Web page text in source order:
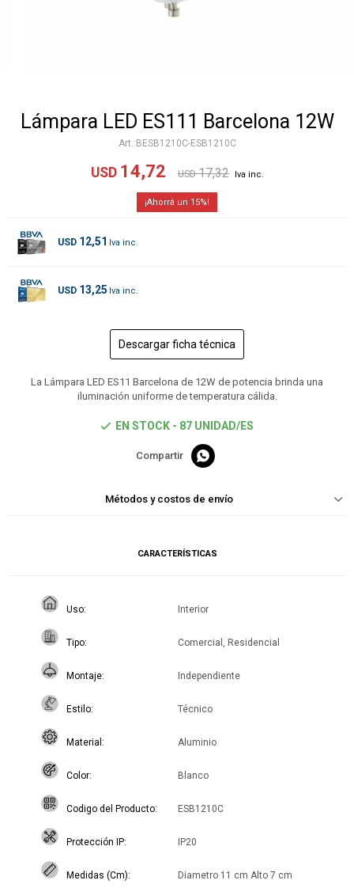
Lámpara LED ES111 Barcelona 12W
BESB1210C-ESB1210C
USD 14,72 USD 17,32
15
USD 12,51
USD 13,25
Descargar ficha técnica
La Lámpara LED ES11 Barcelona de 12W de potencia brinda una
iluminación uniforme de temperatura cálida.
EN STOCK - 87 UNIDAD/ES

Métodos y costos de envío
CARACTERÍSTICAS
Uso Interior
Tipo Comercial, Residencial
Montaje Independiente
Estilo Técnico
Material Aluminio
Color Blanco
Codigo del Producto ESB1210C
Protección IP IP20
Medidas (Cm) Diametro 11 cm Alto 7 cm